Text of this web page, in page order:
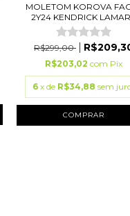
MOLETOM KOROVA
2Y24 KENDRICK
R$299,00
R$203,02 com Pix
6 x de R$34,88 sem
COMPRAR